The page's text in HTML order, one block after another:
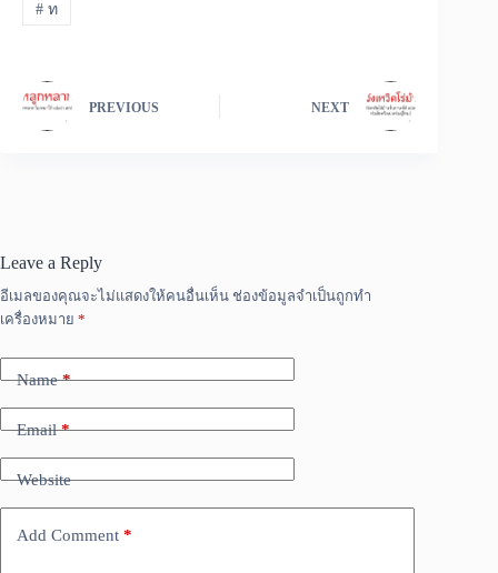
#ท
PREVIOUS NEXT
Leave a Reply
อีเมลของคุณจะไม่แสดงให้คนอื่นเห็น ช่องข้อมูลจำเป็นถูกทำ
เครื่องหมาย *
Name*
Email*
Website
Add Comment *